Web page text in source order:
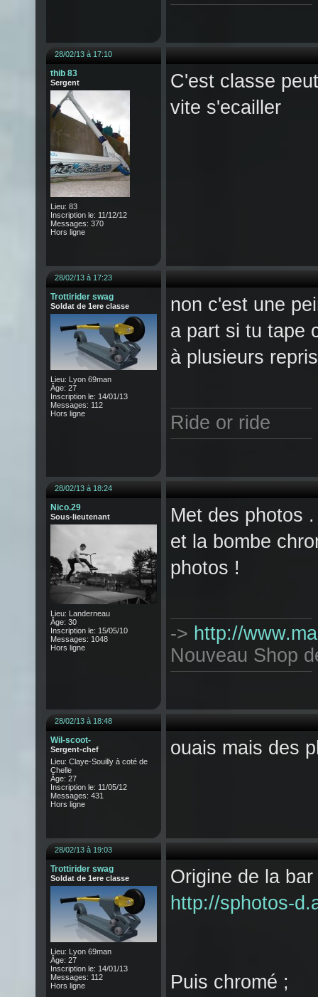
28/02/13 à 17:10
thib 83
Sergent
Lieu: 83
Inscription le: 11/12/12
Messages: 370
Hors ligne
C'est classe
vite s'ecailler
28/02/13 à 17:23
Trottirider swag
Soldat de 1ere classe
Lieu: Lyon 69man
Âge: 27
Inscription le: 14/01/13
Messages: 112
Hors ligne
non c'est une
a part si tu tape
à plusieurs
Ride or ride
28/02/13 à 18:24
Nico.29
Sous-lieutenant
Lieu: Landerneau
Âge: 30
Inscription le: 15/05/10
Messages: 1048
Hors ligne
Met des photos
et la bombe
photos !
-> http://
Nouveau Shop
28/02/13 à 18:48
Wil-scoot-
Sergent-chef
Lieu: Claye-Souilly à coté de
Chelle
Âge: 27
Inscription le: 11/05/12
Messages: 431
Hors ligne
ouais mais des
28/02/13 à 19:03
Trottirider swag
Soldat de 1ere classe
Lieu: Lyon 69man
Âge: 27
Inscription le: 14/01/13
Messages: 112
Hors ligne
Origine de la
http://sphotos-
Puis chromé ;